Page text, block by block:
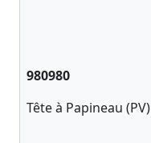
980980
Tête à Papineau (PV)